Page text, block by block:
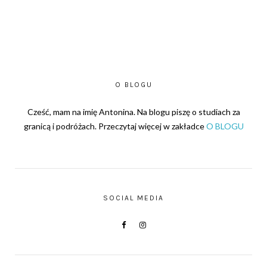
O BLOGU
Cześć, mam na imię Antonina. Na blogu piszę o studiach za
granicą i podróżach. Przeczytaj więcej w zakładceO BLOGU
SOCIAL MEDIA